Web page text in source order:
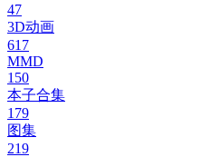
47
3D动画
617
MMD
150
本子合集
179
图集
219